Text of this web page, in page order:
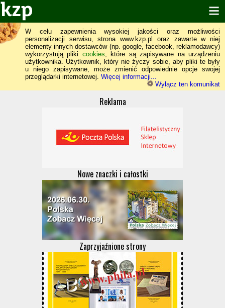
W celu zapewnienia wysokiej jakości oraz możliwości
personalizacji serwisu, strona www.kzp.pl oraz zawarte w niej
elementy innych dostawców (np. google, facebook, reklamodawcy)
wykorzystują pliki cookies, które są zapisywane na urządzeniu
użytkownika. Użytkownik, który nie życzy sobie, aby pliki te były
u niego zapisywane, może zmienić odpowiednie opcje swojej
przeglądarki internetowej. Więcej informacji...
Wyłącz ten komunikat
Reklama
Nowe znaczki i całostki
Zaprzyjaźnione strony